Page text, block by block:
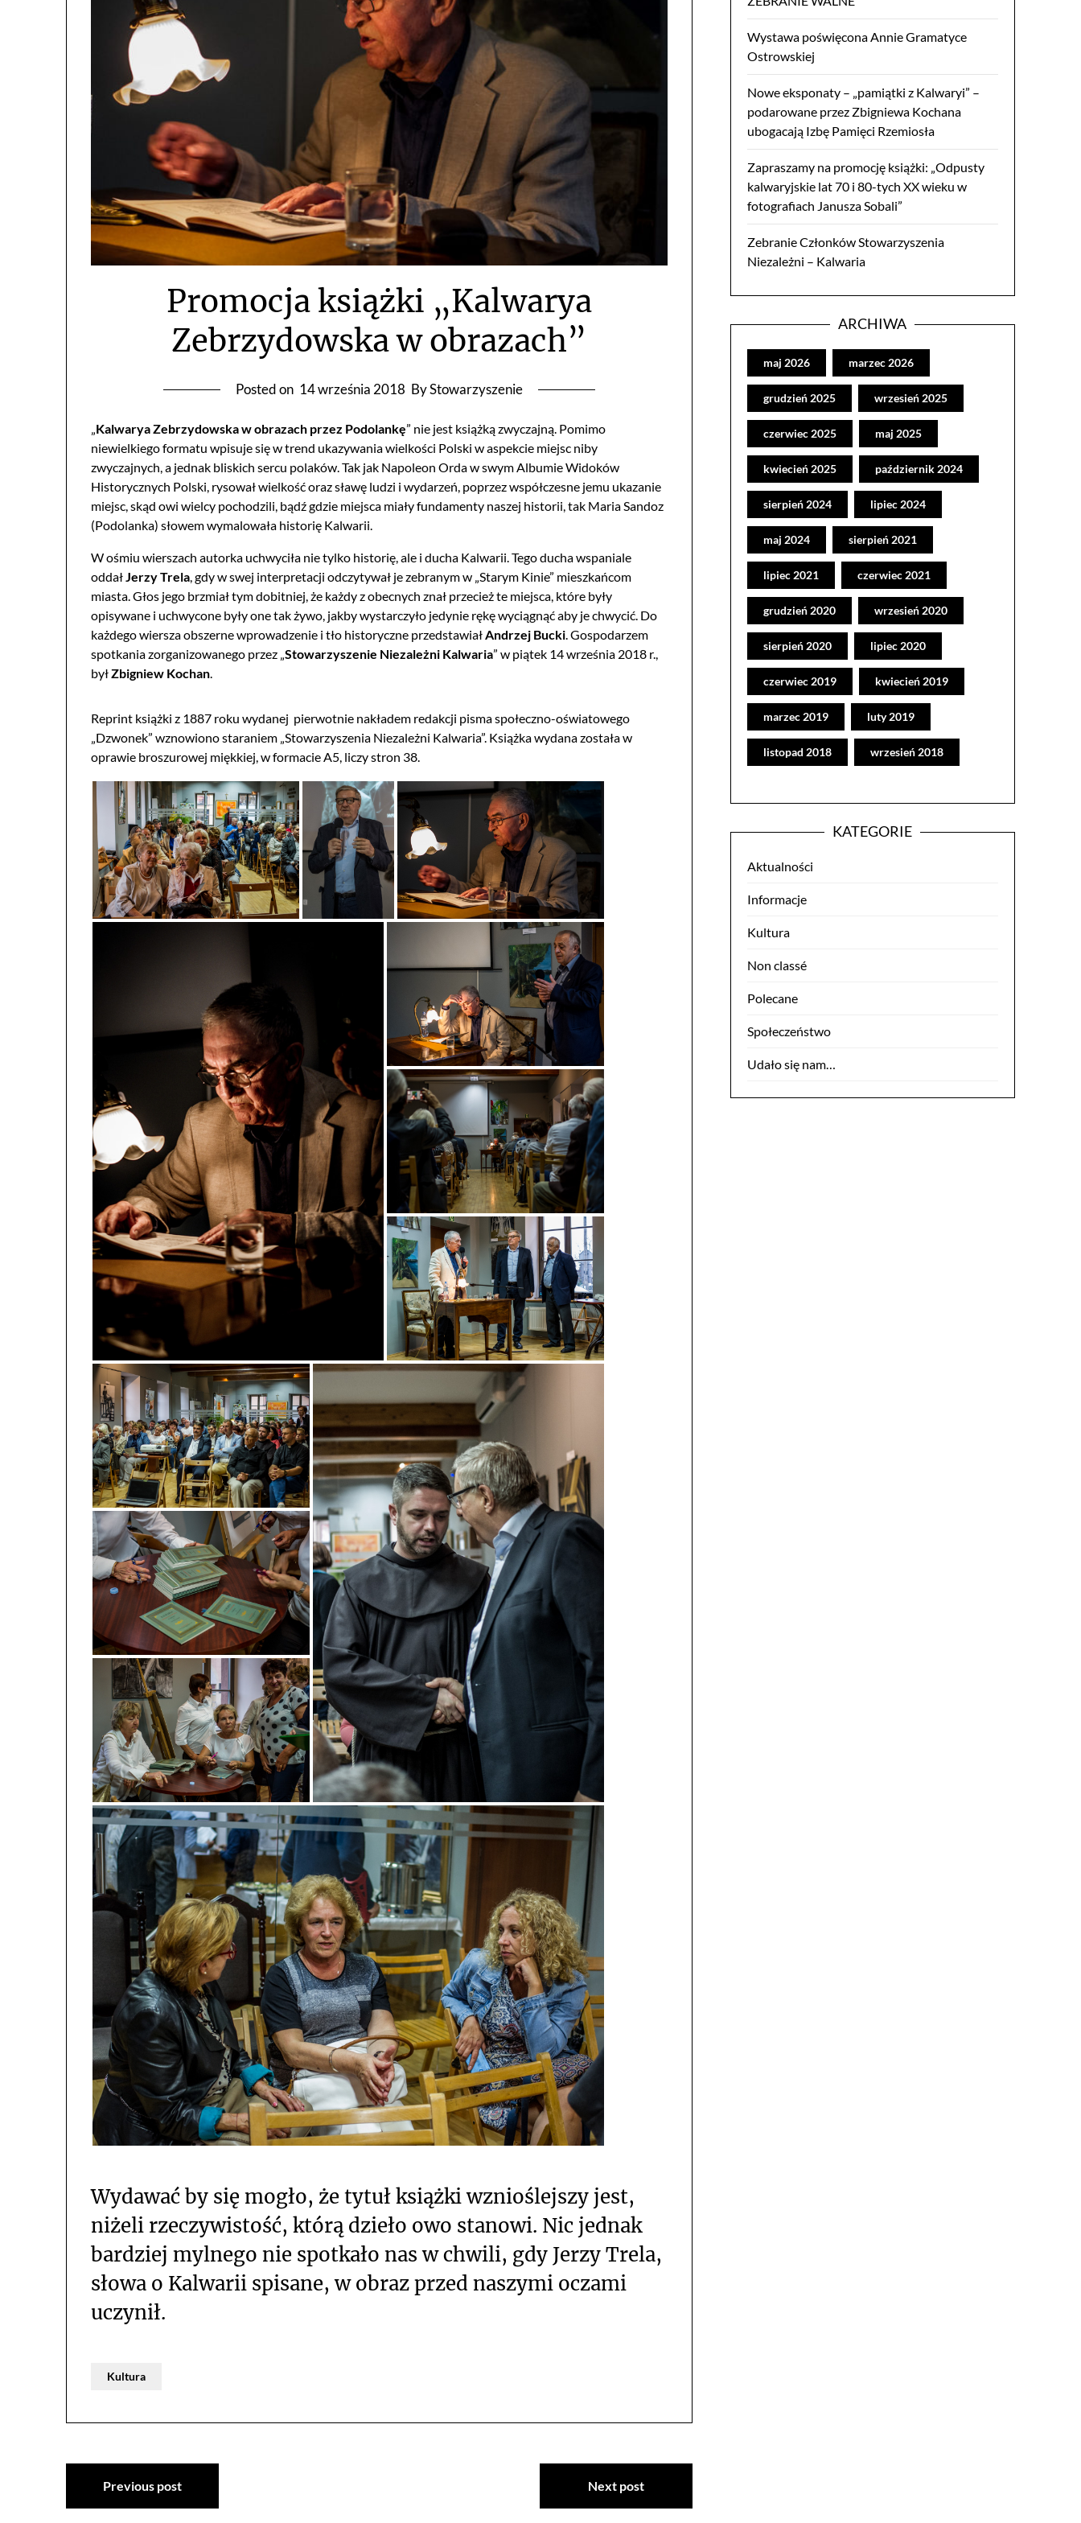
Promocja książki „Kalwarya
Zebrzydowska w obrazach”
Posted on 14 września 2018 By Stowarzyszenie
„Kalwarya Zebrzydowska w obrazach przez Podolankę” nie jest książką zwyczajną. Pomimo
niewielkiego formatu wpisuje się w trend ukazywania wielkości Polski w aspekcie miejsc niby
zwyczajnych, a jednak bliskich sercu polaków. Tak jak Napoleon Orda w swym Albumie Widoków
Historycznych Polski, rysował wielkość oraz sławę ludzi i wydarzeń, poprzez współczesne jemu ukazanie
miejsc, skąd owi wielcy pochodzili, bądź gdzie miejsca miały fundamenty naszej historii, tak Maria Sandoz
(Podolanka) słowem wymalowała historię Kalwarii.
W ośmiu wierszach autorka uchwyciła nie tylko historię, ale i ducha Kalwarii. Tego ducha wspaniale
oddałJerzy Trela, gdy w swej interpretacji odczytywał je zebranym w „Starym Kinie” mieszkańcom
miasta. Głos jego brzmiał tym dobitniej, że każdy z obecnych znał przecież te miejsca, które były
opisywane i uchwycone były one tak żywo, jakby wystarczyło jedynie rękę wyciągnąć aby je chwycić. Do
każdego wiersza obszerne wprowadzenie i tło historyczne przedstawiałAndrzej Bucki. Gospodarzem
spotkania zorganizowanego przez „Stowarzyszenie Niezależni Kalwaria” w piątek 14 września 2018 r.,
byłZbigniew Kochan.
Reprint książki z 1887 roku wydanej pierwotnie nakładem redakcji pisma społeczno-oświatowego
„Dzwonek” wznowiono staraniem „Stowarzyszenia Niezależni Kalwaria”. Książka wydana została w
oprawie broszurowej miękkiej, w formacie A5, liczy stron 38.
Wydawać by się mogło, że tytuł książki wznioślejszy jest,
niżeli rzeczywistość, którą dzieło owo stanowi. Nic jednak
bardziej mylnego nie spotkało nas w chwili, gdy Jerzy Trela,
słowa o Kalwarii spisane, w obraz przed naszymi oczami
uczynił.
Kultura
Nawigacja
wpisu
Previous post Next post
Wystawa poświęcona Annie Gramatyce
Ostrowskiej
Nowe eksponaty – „pamiątki z Kalwaryi” –
podarowane przez Zbigniewa Kochana
ubogacają Izbę Pamięci Rzemiosła
Zapraszamy na promocję książki: „Odpusty
kalwaryjskie lat 70 i 80-tych XX wieku w
fotografiach Janusza Sobali”
Zebranie Członków Stowarzyszenia
Niezależni – Kalwaria
ARCHIWA
maj 2026 marzec 2026
grudzień 2025 wrzesień 2025
czerwiec 2025 maj 2025
kwiecień 2025 październik 2024
sierpień 2024 lipiec 2024
maj 2024 sierpień 2021
lipiec 2021 czerwiec 2021
grudzień 2020 wrzesień 2020
sierpień 2020 lipiec 2020
czerwiec 2019 kwiecień 2019
marzec 2019 luty 2019
listopad 2018 wrzesień 2018
KATEGORIE
Aktualności
Informacje
Kultura
Non classé
Polecane
Społeczeństwo
Udało się nam…